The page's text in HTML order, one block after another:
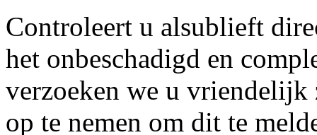
Controleert u alsublieft
het onbeschadigd en
verzoeken we u
op te nemen om dit te